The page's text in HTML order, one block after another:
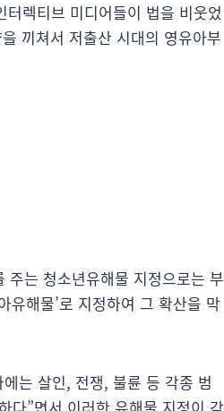
렉티브 미디어들이 법을 비웃었
끼쳐서 저출산 시대의 영유아부
주는 청소년유해물 지정으로는 부
유해물’로 지정하여 그 확산을 막
는 살인, 전쟁, 불륜 등 각종 범